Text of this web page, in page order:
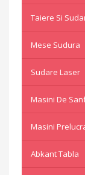
Taiere Si
Mese Sudura
Sudare Laser
Masini De
Masini
Abkant Tabla